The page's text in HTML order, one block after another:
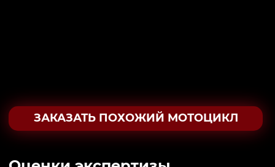
ЗАКАЗАТЬ ПОХОЖИЙ МОТОЦИКЛ